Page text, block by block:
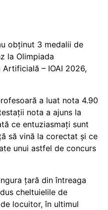
obținut 3 medalii de
la Olimpiada
– IOAI 2026,
a luat nota 4.90
nota a ajuns la
ce entuziasmați sunt
să vină la corectat și ce
unui astfel de concurs
țară din întreaga
cheltuielile de
locuitor, în ultimul